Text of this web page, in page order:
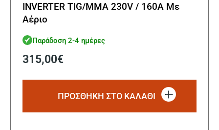
INVERTER TIG/MMA 230V / 160A Με
Αέριο
Παράδοση 2-4 ημέρες
315,00€
ΠΡΟΣΘΗΚΗ ΣΤΟ ΚΑΛΑΘΙ